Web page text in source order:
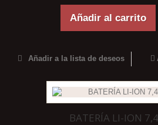
Añadir al carrito
Añadir a la lista de deseos
BATERÍA LI-ION